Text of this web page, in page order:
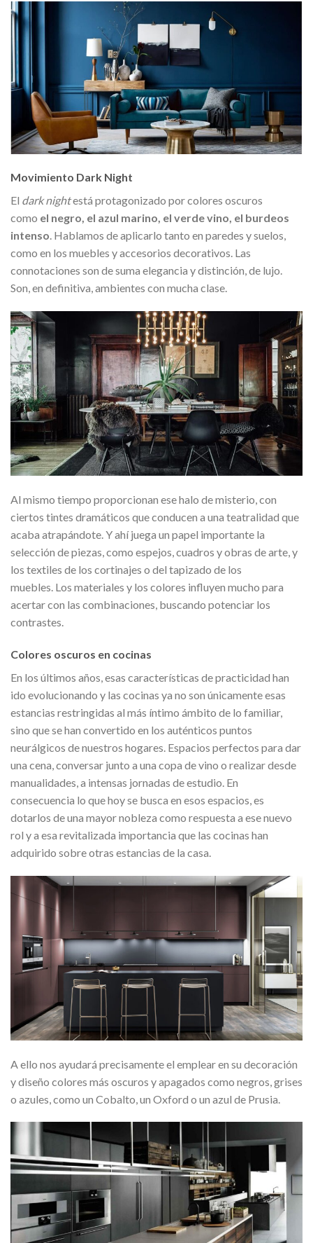
Movimiento Dark Night
El dark nightestá protagonizado por colores oscuros
como el negro, el azul marino, el verde vino, el burdeos
intenso. Hablamos de aplicarlo tanto en paredes y suelos,
como en los muebles y accesorios decorativos. Las
connotaciones son de suma elegancia y distinción, de lujo.
Son, en definitiva, ambientes con mucha clase.
Al mismo tiempo proporcionan ese halo de misterio, con
ciertos tintes dramáticos que conducen a una teatralidad que
acaba atrapándote. Y ahí juega un papel importante la
selección de piezas, como espejos, cuadros y obras de arte, y
los textiles de los cortinajes o del tapizado de los
muebles. Los materiales y los colores influyen mucho para
acertar con las combinaciones, buscando potenciar los
contrastes.
Colores oscuros en cocinas
En los últimos años, esas características de practicidad han
ido evolucionando y las cocinas ya no son únicamente esas
estancias restringidas al más íntimo ámbito de lo familiar,
sino que se han convertido en los auténticos puntos
neurálgicos de nuestros hogares. Espacios perfectos para dar
una cena, conversar junto a una copa de vino o realizar desde
manualidades, a intensas jornadas de estudio. En
consecuencia lo que hoy se busca en esos espacios, es
dotarlos de una mayor nobleza como respuesta a ese nuevo
rol y a esa revitalizada importancia que las cocinas han
adquirido sobre otras estancias de la casa.
A ello nos ayudará precisamente el emplear en su decoración
y diseño colores más oscuros y apagados como negros, grises
o azules, como un Cobalto, un Oxford o un azul de Prusia.